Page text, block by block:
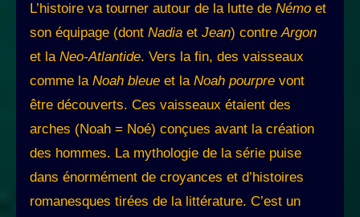
L’histoire va tourner autour de la lutte de Némo et
son équipage (dont Nadia et Jean) contreArgon
et la Neo-Atlantide. Vers la fin, des vaisseaux
comme la Noah bleue et la Noah pourpre vont
être découverts. Ces vaisseaux étaient des
arches (Noah = Noé) conçues avant la création
des hommes. La mythologie de la série puise
dans énormément de croyances et d’histoires
romanesques tirées de la littérature. C’est un